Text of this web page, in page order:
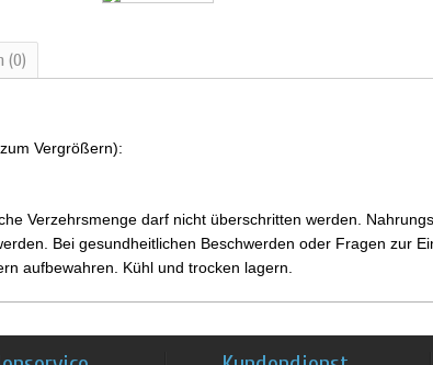
(0)
Vergrößern):
Verzehrsmenge darf nicht überschritten werden.
Bei gesundheitlichen Beschwerden oder Fragen zur
aufbewahren. Kühl und trocken lagern.